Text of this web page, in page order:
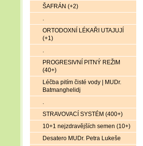
ŠAFRÁN (+2)
.
ORTODOXNÍ LÉKAŘI UTAJUJÍ
(+1)
.
PROGRESIVNÍ PITNÝ REŽIM
(40+)
Léčba pitím čisté vody | MUDr.
Batmanghelidj
.
STRAVOVACÍ SYSTÉM (400+)
10+1 nejzdravějších semen (10+)
Desatero MUDr. Petra Lukeše